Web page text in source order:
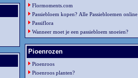
Flormoments.com
Passiebloem kopen? Alle Passiebloemen online
Passiflora
Wanneer moet je een passiebloem snoeien?
Pioenrozen
Pioenroos
Pioenroos planten?